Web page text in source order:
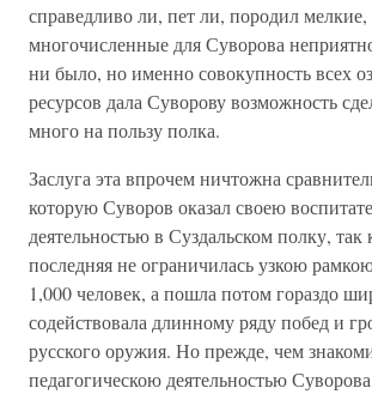
справедливо ли, пет ли, породил
многочисленные для Суворова
ни было, но именно совокупность всех
ресурсов дала Суворову возможность
много на пользу полка.
Заслуга эта впрочем ничтожна
которую Суворов оказал своею
деятельностью в Суздальском полку, так
последняя не ограничилась узкою
1,000 человек, а пошла потом гораздо
содействовала длинному ряду побед и
русского оружия. Но прежде, чем
педагогическою деятельностью